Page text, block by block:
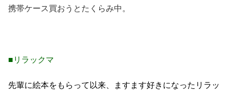
携帯ケース買おうとたくらみ中。
■リラックマ
先輩に絵本をもらって以来、ますます好きになったリラッ